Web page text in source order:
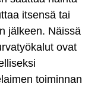
itsensä tai
jälkeen. Näissä
ovat
toiminnan